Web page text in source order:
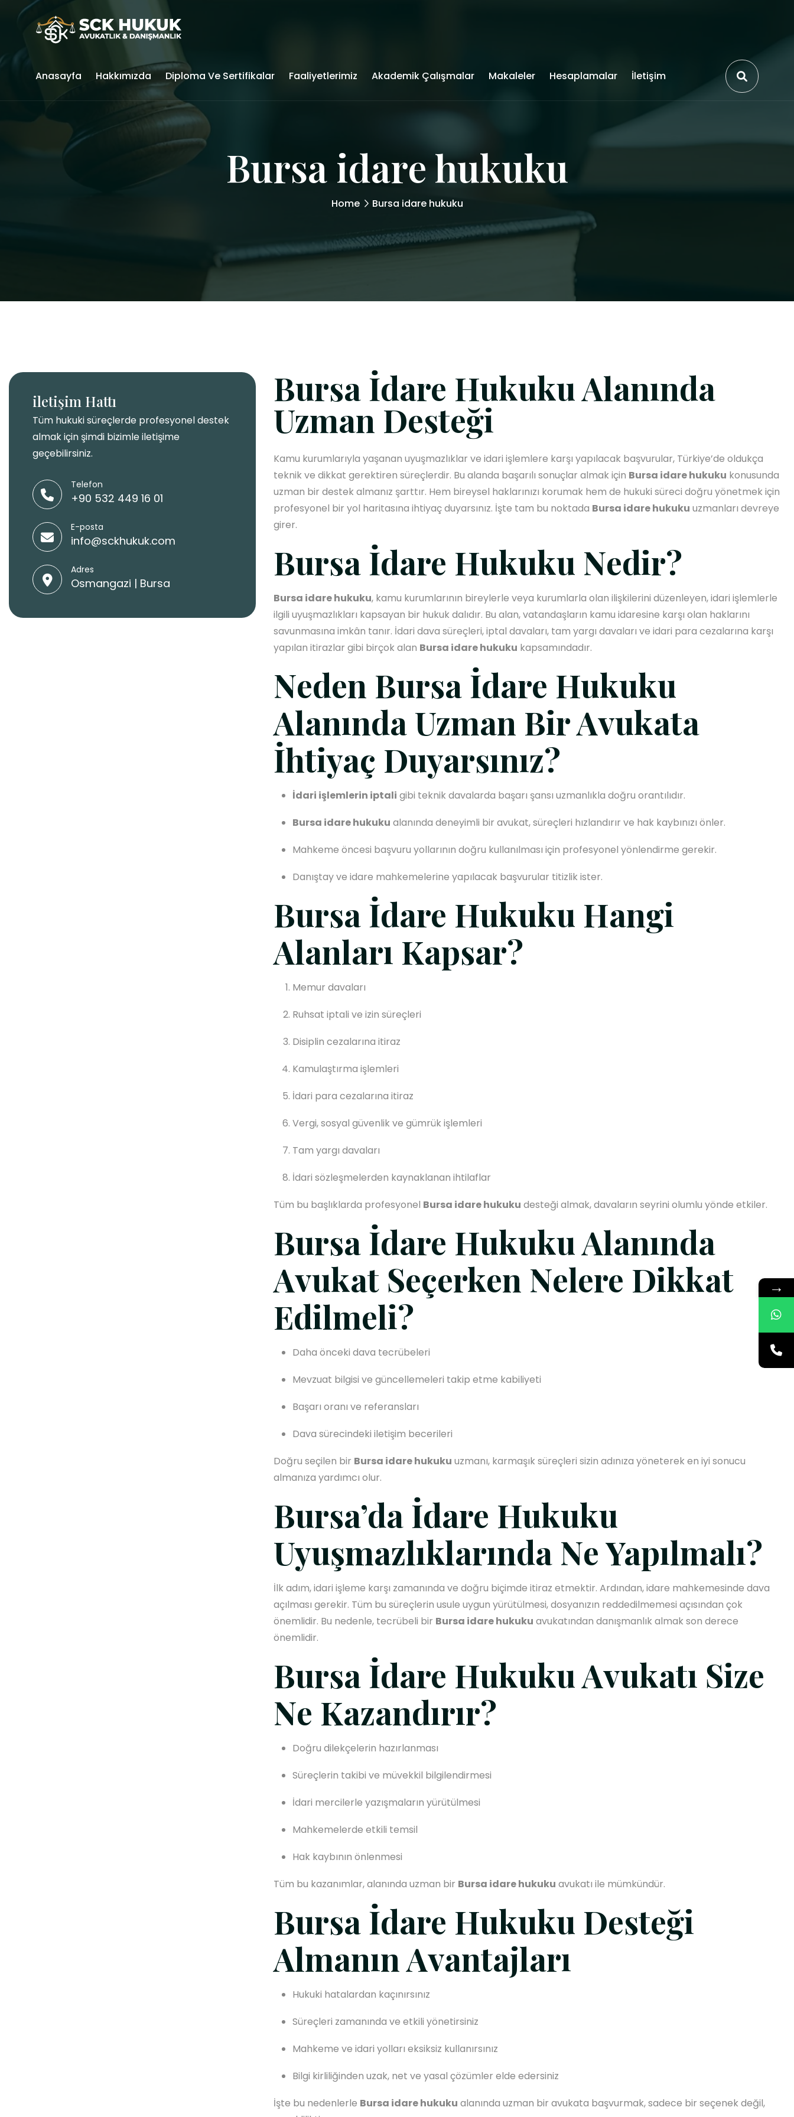
Anasayfa Hakkımızda Diploma Ve Sertifikalar Faaliyetlerimiz Akademik Çalışmalar Makaleler Hesaplamalar İletişim
Bursa idare hukuku
Home Bursa idare hukuku
iletişim Hattı
Tüm hukuki süreçlerde profesyonel destek
almak için şimdi bizimle iletişime
geçebilirsiniz.
Telefon
+90 532 449 16 01
E-posta
info@sckhukuk.com
Adres
Osmangazi | Bursa
Bursa İdare Hukuku Alanında
Uzman Desteği
Kamu kurumlarıyla yaşanan uyuşmazlıklar ve idari işlemlere karşı yapılacak başvurular, Türkiye’de oldukça
teknik ve dikkat gerektiren süreçlerdir. Bu alanda başarılı sonuçlar almak için Bursa idare hukuku konusunda
uzman bir destek almanız şarttır. Hem bireysel haklarınızı korumak hem de hukuki süreci doğru yönetmek için
profesyonel bir yol haritasına ihtiyaç duyarsınız. İşte tam bu noktada Bursa idare hukuku uzmanları devreye
girer.
Bursa İdare Hukuku Nedir?
Bursa idare hukuku, kamu kurumlarının bireylerle veya kurumlarla olan ilişkilerini düzenleyen, idari işlemlerle
ilgili uyuşmazlıkları kapsayan bir hukuk dalıdır. Bu alan, vatandaşların kamu idaresine karşı olan haklarını
savunmasına imkân tanır. İdari dava süreçleri, iptal davaları, tam yargı davaları ve idari para cezalarına karşı
yapılan itirazlar gibi birçok alan Bursa idare hukuku kapsamındadır.
Neden Bursa İdare Hukuku
Alanında Uzman Bir Avukata
İhtiyaç Duyarsınız?
İdari işlemlerin iptali gibi teknik davalarda başarı şansı uzmanlıkla doğru orantılıdır.
Bursa idare hukuku alanında deneyimli bir avukat, süreçleri hızlandırır ve hak kaybınızı önler.
Mahkeme öncesi başvuru yollarının doğru kullanılması için profesyonel yönlendirme gerekir.
Danıştay ve idare mahkemelerine yapılacak başvurular titizlik ister.
Bursa İdare Hukuku Hangi
Alanları Kapsar?
Memur davaları
Ruhsat iptali ve izin süreçleri
Disiplin cezalarına itiraz
Kamulaştırma işlemleri
İdari para cezalarına itiraz
Vergi, sosyal güvenlik ve gümrük işlemleri
Tam yargı davaları
İdari sözleşmelerden kaynaklanan ihtilaflar
Tüm bu başlıklarda profesyonel Bursa idare hukuku desteği almak, davaların seyrini olumlu yönde etkiler.
Bursa İdare Hukuku Alanında
Avukat Seçerken Nelere Dikkat
Edilmeli?
Daha önceki dava tecrübeleri
Mevzuat bilgisi ve güncellemeleri takip etme kabiliyeti
Başarı oranı ve referansları
Dava sürecindeki iletişim becerileri
Doğru seçilen bir Bursa idare hukuku uzmanı, karmaşık süreçleri sizin adınıza yöneterek en iyi sonucu
almanıza yardımcı olur.
Bursa’da İdare Hukuku
Uyuşmazlıklarında Ne Yapılmalı?
İlk adım, idari işleme karşı zamanında ve doğru biçimde itiraz etmektir. Ardından, idare mahkemesinde dava
açılması gerekir. Tüm bu süreçlerin usule uygun yürütülmesi, dosyanızın reddedilmemesi açısından çok
önemlidir. Bu nedenle, tecrübeli bir Bursa idare hukuku avukatından danışmanlık almak son derece
önemlidir.
Bursa İdare Hukuku Avukatı Size
Ne Kazandırır?
Doğru dilekçelerin hazırlanması
Süreçlerin takibi ve müvekkil bilgilendirmesi
İdari mercilerle yazışmaların yürütülmesi
Mahkemelerde etkili temsil
Hak kaybının önlenmesi
Tüm bu kazanımlar, alanında uzman bir Bursa idare hukuku avukatı ile mümkündür.
Bursa İdare Hukuku Desteği
Almanın Avantajları
Hukuki hatalardan kaçınırsınız
Süreçleri zamanında ve etkili yönetirsiniz
Mahkeme ve idari yolları eksiksiz kullanırsınız
Bilgi kirliliğinden uzak, net ve yasal çözümler elde edersiniz
İşte bu nedenlerle Bursa idare hukuku alanında uzman bir avukata başvurmak, sadece bir seçenek değil,
→